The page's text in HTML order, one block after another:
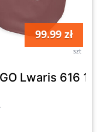
99.99 zł
szt
Lwaris 616